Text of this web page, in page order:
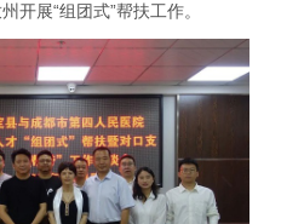
开展“组团式”帮扶工作。